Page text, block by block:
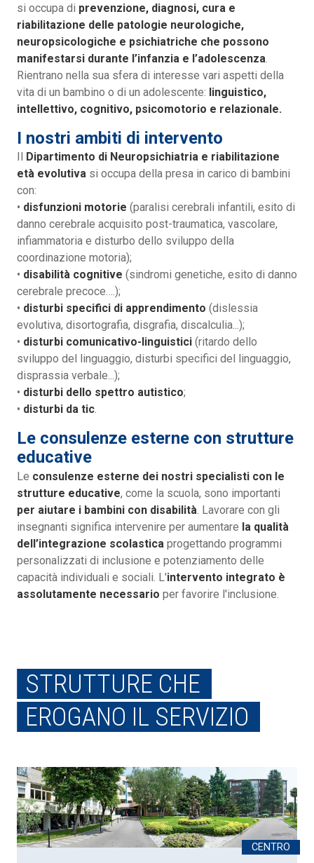
si occupa di prevenzione, diagnosi, cura e
riabilitazione delle patologie neurologiche,
neuropsicologiche e psichiatriche che possono
manifestarsi durante l’infanzia e l’adolescenza.
Rientrano nella sua sfera di interesse vari aspetti della
vita di un bambino o di un adolescente: linguistico,
intellettivo, cognitivo, psicomotorio e relazionale.
I nostri ambiti di intervento
Dipartimento di Neuropsichiatria e riabilitazione
età evolutiva si occupa della presa in carico di bambini
con:
• disfunzioni motorie (paralisi cerebrali infantili, esito di
danno cerebrale acquisito post-traumatica, vascolare,
infiammatoria e disturbo dello sviluppo della
coordinazione motoria);
• disabilità cognitive (sindromi genetiche, esito di danno
cerebrale precoce….);
• disturbi specifici di apprendimento (dislessia
evolutiva, disortografia, disgrafia, discalculia...);
• disturbi comunicativo-linguistici (ritardo dello
sviluppo del linguaggio, disturbi specifici del linguaggio,
disprassia verbale...);
• disturbi dello spettro autistico;
• disturbi da tic.
Le consulenze esterne con strutture
educative
Le consulenze esterne dei nostri specialisti con le
strutture educative, come la scuola, sono importanti
per aiutare i bambini con disabilità. Lavorare con gli
insegnanti significa intervenire per aumentare la qualità
dell’integrazione scolastica progettando programmi
personalizzati di inclusione e potenziamento delle
capacità individuali e sociali. L'intervento integrato è
assolutamente necessario per favorire l'inclusione.
STRUTTURE CHE
EROGANO IL SERVIZIO